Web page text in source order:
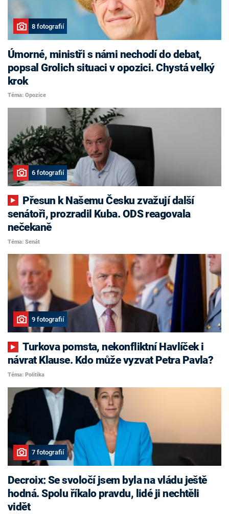
8 fotografií
Úmorné, ministři s námi nechodí do debat,
popsal Grolich situaci v opozici. Chystá velký
krok
Téma: Opozice
6 fotografií
senátoři, prozradil Kuba. ODS reagovala
nečekaně
Téma: Senát
9 fotografií
Turkova pomsta, nekonfliktní Havlíček i
návrat Klause. Kdo může vyzvat Petra Pavla?
Téma: Politika
7 fotografií
Decroix: Se svoločí jsem byla na vládu ještě
hodná. Spolu říkalo pravdu, lidé ji nechtěli
vidět